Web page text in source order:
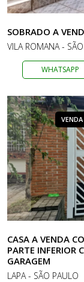
SOBRADO A
VILA ROMANA -
WHATSAPP
VENDA
CASA A VENDA
PARTE INFERIOR
GARAGEM
LAPA - SÃO PAULO